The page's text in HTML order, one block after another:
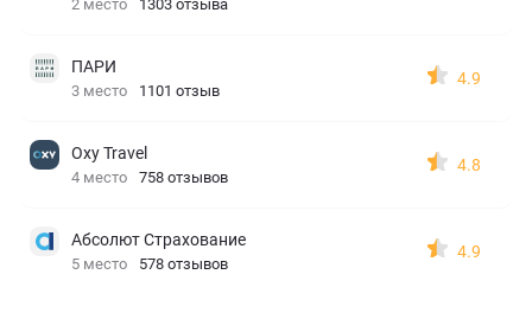
2 место 1303 отзыва
ПАРИ
3 место 1101 отзыв
4.9
Oxy Travel
4 место 758 отзывов
4.8
Абсолют Страхование
5 место 578 отзывов
4.9